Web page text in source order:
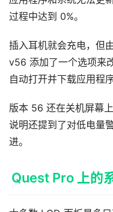
过程中达到 0%。
插入耳机就会充电，但
v56 添加了一个选项来
自动打开并下载应用程
版本 56 还在关机屏幕
说明还提到了对低电量
进。
Quest Pro 上的